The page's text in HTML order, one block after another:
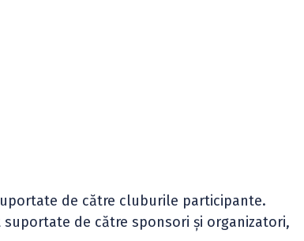
de către cluburile participante.
de către sponsori și organizatori,